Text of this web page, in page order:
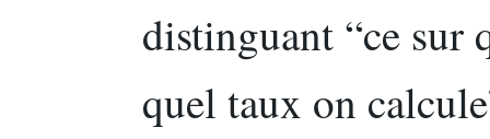
distinguant “ce sur
quel taux on